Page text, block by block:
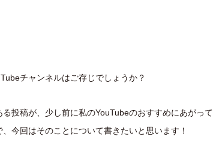
チャンネルはご存じでしょうか？
投稿が、少し前に私のYouTubeのおすすめにあがって
今回はそのことについて書きたいと思います！